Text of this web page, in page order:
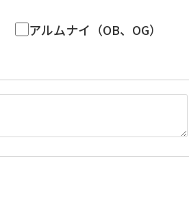
アルムナイ（OB、OG）